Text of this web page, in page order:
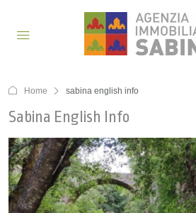
Home sabina english info
Sabina English Info